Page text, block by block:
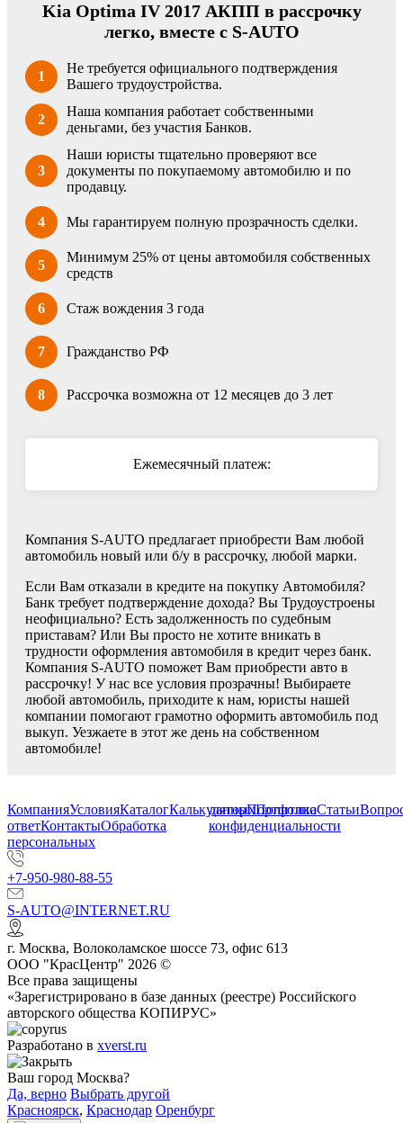
Kia Optima IV 2017 АКПП в рассрочку
легко, вместе с S-AUTO
1
Не требуется официального подтверждения
Вашего трудоустройства.
2
Наша компания работает собственными
деньгами, без участия Банков.
3
Наши юристы тщательно проверяют все
документы по покупаемому автомобилю и по
продавцу.
4 Мы гарантируем полную прозрачность сделки.
5
Минимум 25% от цены автомобиля собственных
средств
6 Стаж вождения 3 года
7 Гражданство РФ
8 Рассрочка возможна от 12 месяцев до 3 лет
Ежемесячный платеж:
Компания S-AUTO предлагает приобрести Вам любой
автомобиль новый или б/у в рассрочку, любой марки.
Если Вам отказали в кредите на покупку Автомобиля?
Банк требует подтверждение дохода? Вы Трудоустроены
неофициально? Есть задолженность по судебным
приставам? Или Вы просто не хотите вникать в
трудности оформления автомобиля в кредит через банк.
Компания S-AUTO поможет Вам приобрести авто в
рассрочку! У нас все условия прозрачны! Выбираете
любой автомобиль, приходите к нам, юристы нашей
компании помогают грамотно оформить автомобиль под
выкуп. Уезжаете в этот же день на собственном
автомобиле!
КомпанияУсловияКаталогКалькуляторПортфолиоСтатьи
ответКонтактыОбработка
персональных
данныхПолитика
конфиденциальности
+7-950-980-88-55
S-AUTO@INTERNET.RU
г. Москва, Волоколамское шоссе 73, офис 613
ООО "КрасЦентр" 2026 ©
Все права защищены
«Зарегистрировано в базе данных (реестре) Российского
авторского общества КОПИРУС»
Разработано в xverst.ru
Ваш город Москва?
Да, верно Выбрать другой
Красноярск, Краснодар Оренбург